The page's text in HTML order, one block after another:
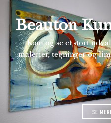
Beauton
Kom og se et stort
malerier, tegninger og
SE